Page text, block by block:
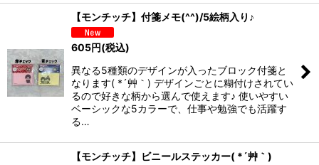
【モンチッチ】付箋メモ(^^)/5絵柄入り♪
605円(税込)
異なる5種類のデザインが入ったブロック付箋と
なります( *´艸｀) デザインごとに糊付けされてい
るので好きな柄から選んで使えます♪ 使いやすい
ベーシックな5カラーで、仕事や勉強でも活躍す
る…
【モンチッチ】ビニールステッカー( *´艸｀)